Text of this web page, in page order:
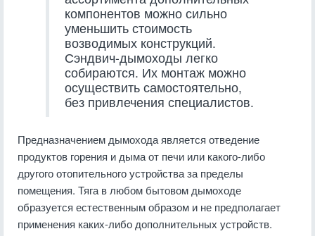
компонентов можно сильно
уменьшить стоимость
возводимых конструкций.
Сэндвич-дымоходы легко
собираются. Их монтаж можно
осуществить самостоятельно,
без привлечения специалистов.
Предназначением дымохода является отведение
продуктов горения и дыма от печи или какого-либо
другого отопительного устройства за пределы
помещения. Тяга в любом бытовом дымоходе
образуется естественным образом и не предполагает
применения каких-либо дополнительных устройств.